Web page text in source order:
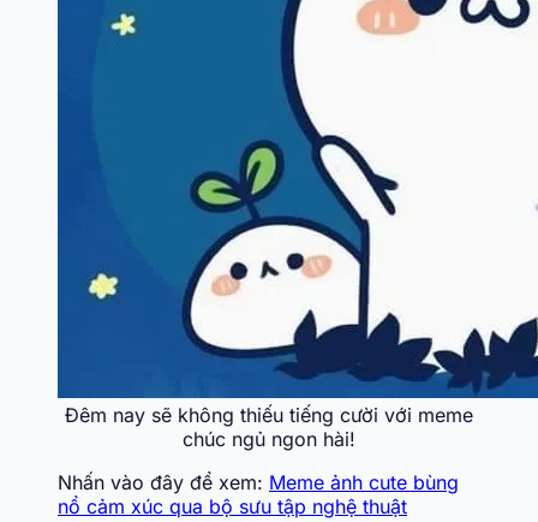
Đêm nay sẽ không thiếu tiếng cười với meme
chúc ngủ ngon hài!
Nhấn vào đây để xem: Meme ảnh cute bùng
nổ cảm xúc qua bộ sưu tập nghệ thuật